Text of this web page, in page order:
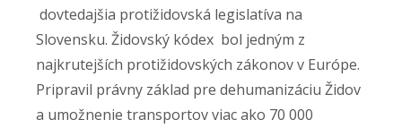
dovtedajšia protižidovská legislatíva na
Slovensku. Židovský kódex bol jedným z
najkrutejších protižidovských zákonov v Európe.
Pripravil právny základ pre dehumanizáciu Židov
a umožnenie transportov viac ako 70 000